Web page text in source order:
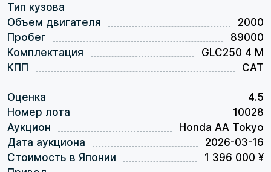
Тип кузова
Объем двигателя
2000
Пробег
89000
Комплектация
GLC250 4 M
КПП
CAT
Оценка
4.5
Номер лота
10028
Аукцион
Honda AA Tokyo
Дата аукциона
2026-03-16
Стоимость в Японии
1 396 000 ¥